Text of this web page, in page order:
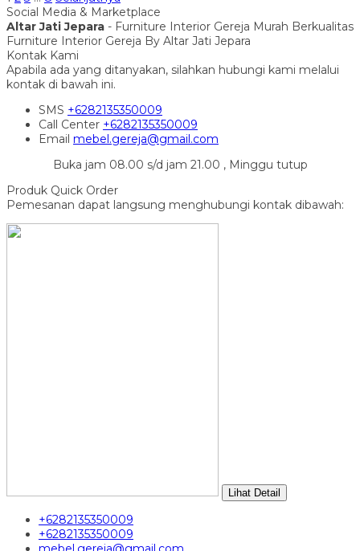
Social Media & Marketplace
Altar Jati Jepara - Furniture Interior Gereja Murah Berkualitas
Furniture Interior Gereja By Altar Jati Jepara
Kontak Kami
Apabila ada yang ditanyakan, silahkan hubungi kami melalui
kontak di bawah ini.
SMS +6282135350009
Call Center +6282135350009
Email mebel.gereja@gmail.com
Buka jam 08.00 s/d jam 21.00 , Minggu tutup
Produk Quick Order
Pemesanan dapat langsung menghubungi kontak dibawah:
Lihat Detail
+6282135350009
+6282135350009